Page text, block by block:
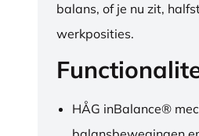
balans, of je nu zit,
werkposities.
HÅG inBalance®